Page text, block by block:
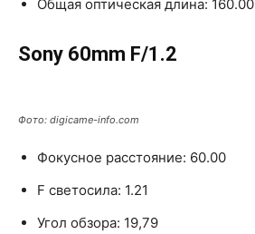
Общая оптическая длина: 160.00
Sony 60mm F/1.2
Фото: digicame-info.com
Фокусное расстояние: 60.00
F светосила: 1.21
Угол обзора: 19,79